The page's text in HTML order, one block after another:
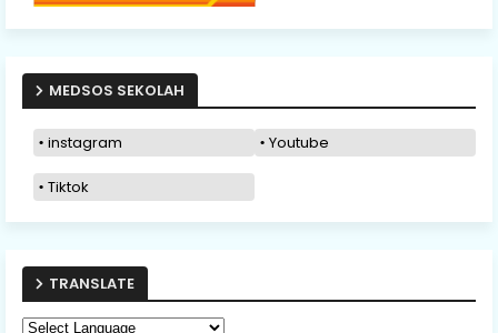
MEDSOS SEKOLAH
instagram Youtube
Tiktok
TRANSLATE